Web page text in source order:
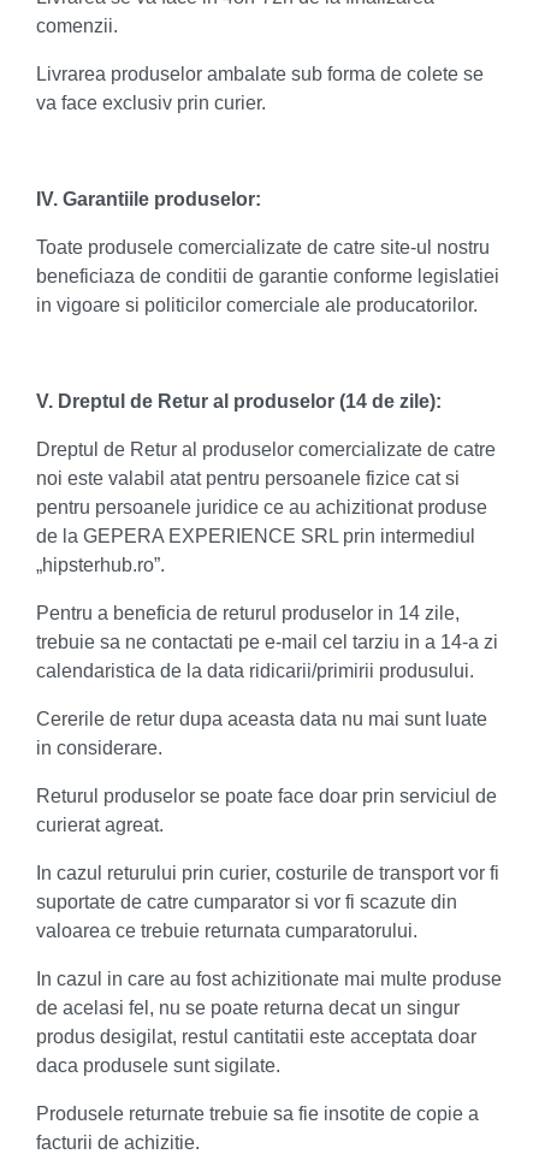
comenzii.
Livrarea produselor ambalate sub forma de colete se
va face exclusiv prin curier.
IV. Garantiile produselor:
Toate produsele comercializate de catre site-ul nostru
beneficiaza de conditii de garantie conforme legislatiei
in vigoare si politicilor comerciale ale producatorilor.
V. Dreptul de Retur al produselor (14 de zile):
Dreptul de Retur al produselor comercializate de catre
noi este valabil atat pentru persoanele fizice cat si
pentru persoanele juridice ce au achizitionat produse
de la GEPERA EXPERIENCE SRL prin intermediul
„hipsterhub.ro”.
Pentru a beneficia de returul produselor in 14 zile,
trebuie sa ne contactati pe e-mail cel tarziu in a 14-a zi
calendaristica de la data ridicarii/primirii produsului.
Cererile de retur dupa aceasta data nu mai sunt luate
in considerare.
Returul produselor se poate face doar prin serviciul de
curierat agreat.
In cazul returului prin curier, costurile de transport vor fi
suportate de catre cumparator si vor fi scazute din
valoarea ce trebuie returnata cumparatorului.
In cazul in care au fost achizitionate mai multe produse
de acelasi fel, nu se poate returna decat un singur
produs desigilat, restul cantitatii este acceptata doar
daca produsele sunt sigilate.
Produsele returnate trebuie sa fie insotite de copie a
facturii de achizitie.